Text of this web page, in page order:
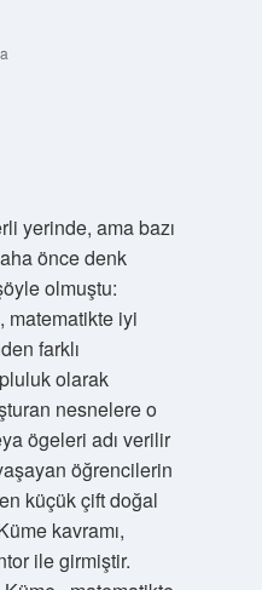
yerinde, ama bazı
önce denk
olmuştu:
matematikte iyi
farklı
olarak
nesnelere o
ögeleri adı verilir
öğrencilerin
küçük çift doğal
kavramı,
ile girmiştir.